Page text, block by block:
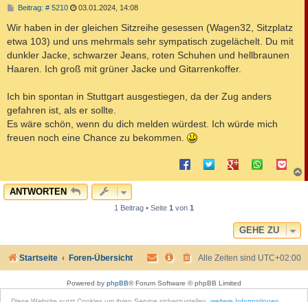
Beitrag: # 5210B
i
t
r
g
03.01.2024, 14:08
Wir haben in der gleichen Sitzreihe gesessen (Wagen32, Sitzplatz
etwa 103) und uns mehrmals sehr sympatisch zugelächelt. Du mit
dunkler Jacke, schwarzer Jeans, roten Schuhen und hellbraunen
Haaren. Ich groß mit grüner Jacke und Gitarrenkoffer.
Ich bin spontan in Stuttgart ausgestiegen, da der Zug anders
gefahren ist, als er sollte.
Es wäre schön, wenn du dich melden würdest. Ich würde mich
freuen noch eine Chance zu bekommen.
a
ANTWORTEN
1 Beitrag • Seite 1 von 1
GEHE ZU
Startseite Foren-Übersicht Alle Zeiten sind UTC+02:00
Powered by phpBB® Forum Software © phpBB Limited